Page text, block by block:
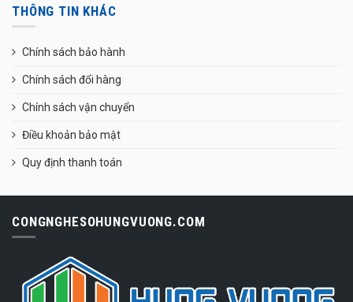
THÔNG TIN KHÁC
Chính sách bảo hành
Chính sách đổi hàng
Chính sách vận chuyển
Điều khoản bảo mật
Quy định thanh toán
CONGNGHESOHUNGVUONG.COM